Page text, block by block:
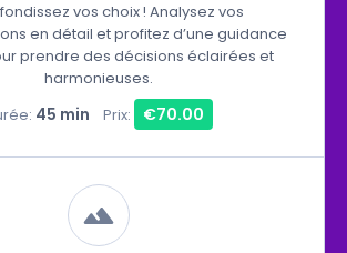
vos choix ! Analysez vos
en détail et profitez d’une guidance
prendre des décisions éclairées et
harmonieuses.
45 min Prix: €70.00